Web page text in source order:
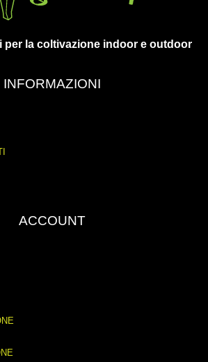
per la coltivazione indoor e outdoor
INFORMAZIONI
ACCOUNT